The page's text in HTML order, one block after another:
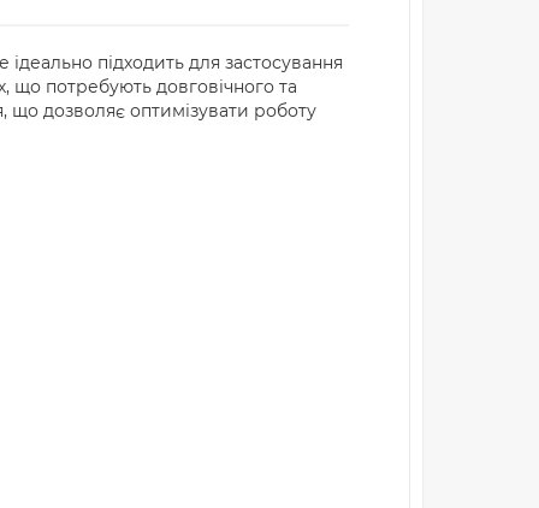
підходить для застосування
що потребують довговічного та
що дозволяє оптимізувати роботу